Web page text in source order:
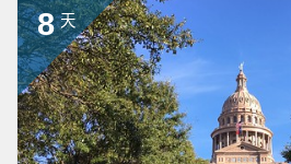
8 天